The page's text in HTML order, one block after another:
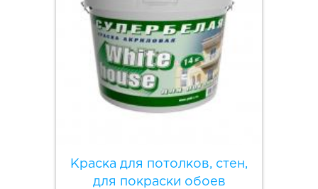
Краска для потолков, стен,
для покраски обоев